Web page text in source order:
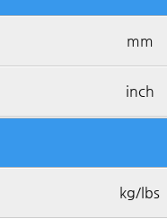
mm
inch
kg/lbs